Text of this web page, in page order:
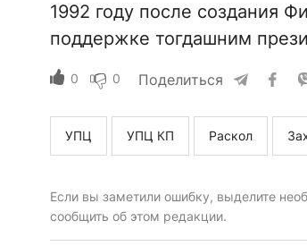
1992 году после создания
поддержке тогдашним
0 0 Поделиться
УПЦ УПЦ КП Раскол
Если вы заметили ошибку, выделите
сообщить об этом редакции.